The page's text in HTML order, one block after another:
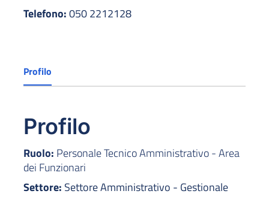
Telefono:050 2212128
Profilo
Profilo
Ruolo: Personale Tecnico Amministrativo - Area
dei Funzionari
Settore: Settore Amministrativo - Gestionale